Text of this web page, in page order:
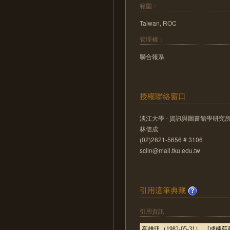
範圍：
Taiwan, ROC
管理權：
聯合報系
授權聯絡窗口
淡江大學 - 資訊與圖書館學研究
林信成
(02)2621-5656 # 3106
sclin@mail.tku.edu.tw
引用這筆典藏
引用資訊